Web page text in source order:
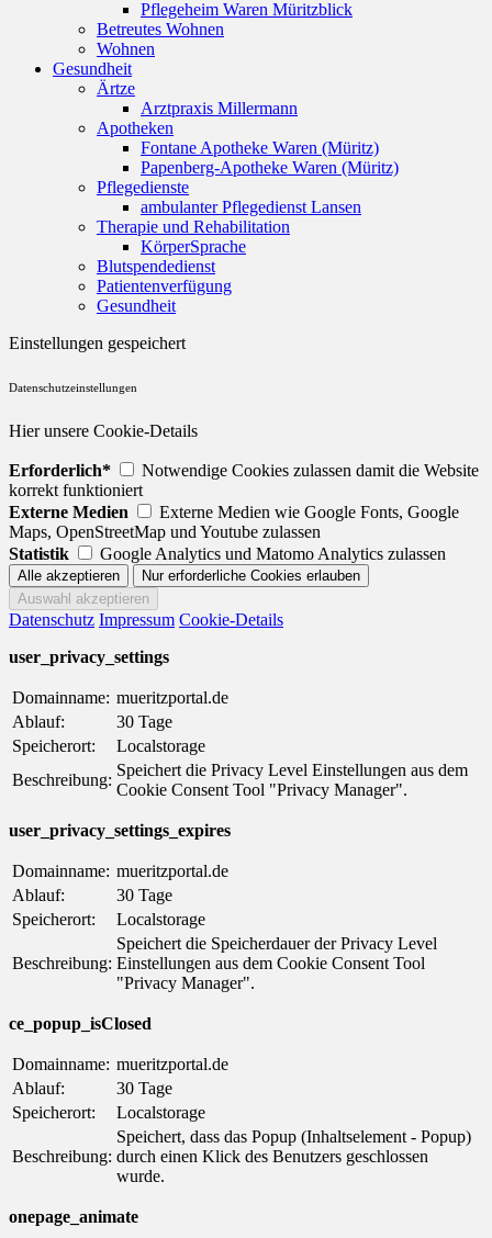
Pflegeheim Waren Müritzblick
Betreutes Wohnen
Wohnen
Gesundheit
Ärtze
Arztpraxis Millermann
Apotheken
Fontane Apotheke Waren (Müritz)
Papenberg-Apotheke Waren (Müritz)
Pflegedienste
ambulanter Pflegedienst Lansen
Therapie und Rehabilitation
KörperSprache
Blutspendedienst
Patientenverfügung
Gesundheit
Einstellungen gespeichert
Datenschutzeinstellungen
Hier unsere Cookie-Details
Erforderlich*
Notwendige Cookies zulassen damit die Website
korrekt funktioniert
Externe Medien
Externe Medien wie Google Fonts, Google
Maps, OpenStreetMap und Youtube zulassen
Statistik
Google Analytics und Matomo Analytics zulassen
Datenschutz Impressum Cookie-Details
user_privacy_settings
Domainname: mueritzportal.de
Ablauf:
30 Tage
Speicherort:
Localstorage
Beschreibung:
Speichert die Privacy Level Einstellungen aus dem
Cookie Consent Tool "Privacy Manager".
user_privacy_settings_expires
Domainname: mueritzportal.de
Ablauf:
30 Tage
Speicherort:
Localstorage
Beschreibung:
Speichert die Speicherdauer der Privacy Level
Einstellungen aus dem Cookie Consent Tool
"Privacy Manager".
ce_popup_isClosed
Domainname: mueritzportal.de
Ablauf:
30 Tage
Speicherort:
Localstorage
Beschreibung:
Speichert, dass das Popup (Inhaltselement - Popup)
durch einen Klick des Benutzers geschlossen
wurde.
onepage_animate